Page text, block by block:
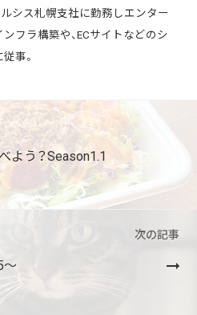
シス札幌支社に勤務しエンター
フラ構築や、ECサイトなどのシ
事。
よう？Season1.1
次の記事
〜